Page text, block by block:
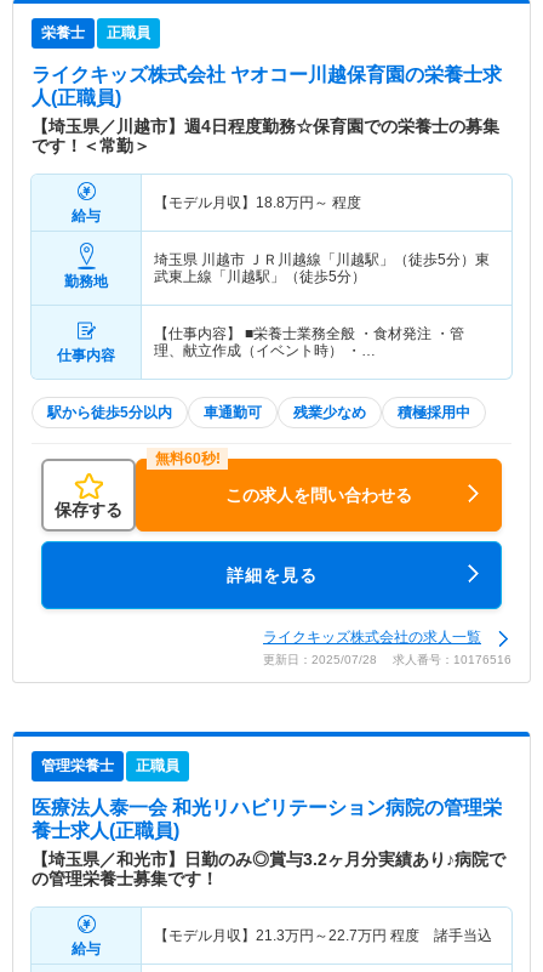
栄養士 正職員
ライクキッズ株式会社 ヤオコー川越保育園の栄養士求
人(正職員)
【埼玉県／川越市】週4日程度勤務☆保育園での栄養士の募集
です！＜常勤＞
給与
【モデル月収】 18.8万円～ 程度
勤務地
埼玉県 川越市 ＪＲ川越線「川越駅」（徒歩5分）東
武東上線「川越駅」（徒歩5分）
仕事内容
【仕事内容】 ■栄養士業務全般 ・食材発注 ・管
理、献立作成（イベント時） ・…
駅から徒歩5分以内 車通勤可 残業少なめ 積極採用中
保存する
この求人を問い合わせる
詳細を見る
ライクキッズ株式会社の求人一覧
更新日：2025/07/28 求人番号：10176516
管理栄養士 正職員
医療法人泰一会 和光リハビリテーション病院の管理栄
養士求人(正職員)
【埼玉県／和光市】日勤のみ◎賞与3.2ヶ月分実績あり♪病院で
の管理栄養士募集です！
給与
【モデル月収】 21.3万円～22.7万円 程度 諸手当込